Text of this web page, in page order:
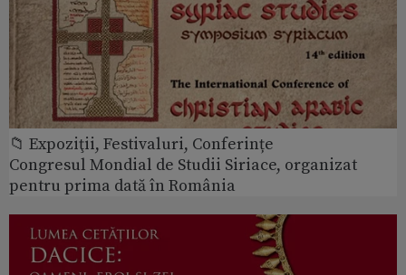
📁 Expoziţii, Festivaluri, Conferințe
Congresul Mondial de Studii Siriace, organizat
pentru prima dată în România